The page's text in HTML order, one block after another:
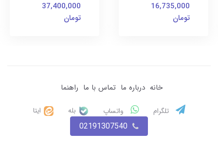
16,735,000
تومان
37,400,000
تومان
خانه درباره ما تماس با ما راهنما
تلگرام واتساپ بله ایتا
02191307540